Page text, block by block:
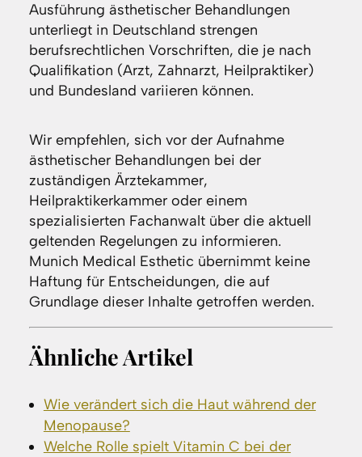
Ausführung ästhetischer Behandlungen
unterliegt in Deutschland strengen
berufsrechtlichen Vorschriften, die je nach
Qualifikation (Arzt, Zahnarzt, Heilpraktiker)
und Bundesland variieren können.
Wir empfehlen, sich vor der Aufnahme
ästhetischer Behandlungen bei der
zuständigen Ärztekammer,
Heilpraktikerkammer oder einem
spezialisierten Fachanwalt über die aktuell
geltenden Regelungen zu informieren.
Munich Medical Esthetic übernimmt keine
Haftung für Entscheidungen, die auf
Grundlage dieser Inhalte getroffen werden.
Ähnliche Artikel
Wie verändert sich die Haut während der
Menopause?
Welche Rolle spielt Vitamin C bei der